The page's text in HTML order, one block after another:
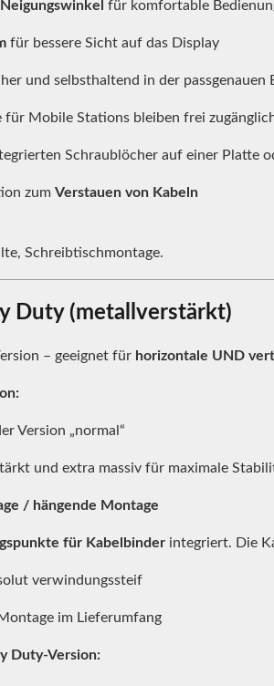
für komfortable
für bessere Sicht auf das Display
und selbsthaltend in der passgenauen
für Mobile Stations bleiben frei
Schraublöcher auf einer Platte
zumVerstauen von Kabeln
Schreibtischmontage.
Duty (metallverstärkt)
– geeignet für horizontale UND
Version „normal“
und extra massiv für maximale
/ hängende Montage
für Kabelbinder integriert. Die
verwindungssteif
im Lieferumfang
Duty-Version: